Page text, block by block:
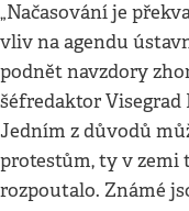
„Načasování je
vliv na agendu
podnět navzdory
šéfredaktor
Jedním z důvodů
protestům, ty v zemi
rozpoutalo. Známé